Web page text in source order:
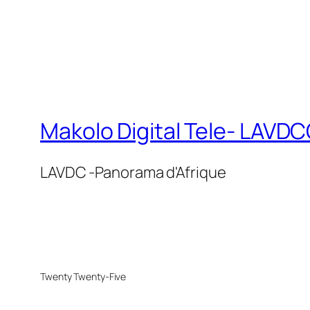
Makolo Digital Tele-
LAVDC -Panorama d'Afrique
Twenty Twenty-Five